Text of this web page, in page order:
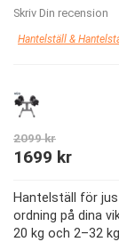
Skriv Din recension
Hantelställ &
2099kr
Det
priset
var:
1699 krDet
priset
är:
Hantelställ för
ordning på dina
20 kg och 2–32